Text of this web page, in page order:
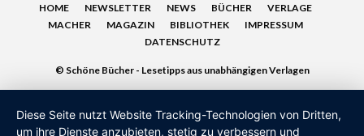
HOME NEWSLETTER NEWS BÜCHER
VERLAGE
MACHER
MAGAZIN BIBLIOTHEK
IMPRESSUM
DATENSCHUTZ
© Schöne Bücher - Lesetipps aus unabhängigen Verlagen
Diese Seite nutzt Website Tracking-Technologien von Dritten,
um ihre Dienste anzubieten, stetig zu verbessern und